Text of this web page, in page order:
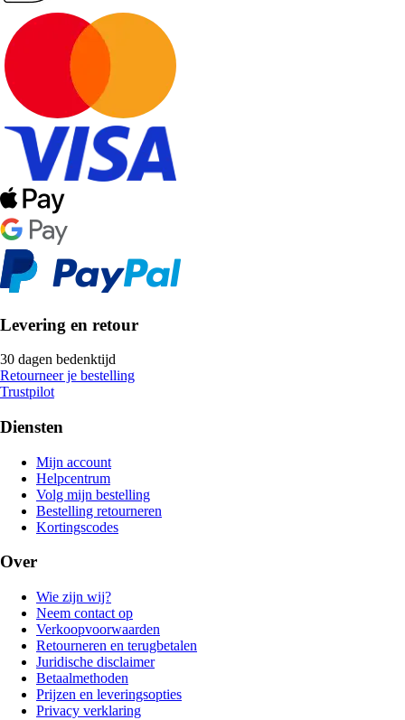
Levering en retour
30 dagen bedenktijd
Retourneer je bestelling
Trustpilot
Diensten
Mijn account
Helpcentrum
Volg mijn bestelling
Bestelling retourneren
Kortingscodes
Over
Wie zijn wij?
Neem contact op
Verkoopvoorwaarden
Retourneren en terugbetalen
Juridische disclaimer
Betaalmethoden
Prijzen en leveringsopties
Privacy verklaring